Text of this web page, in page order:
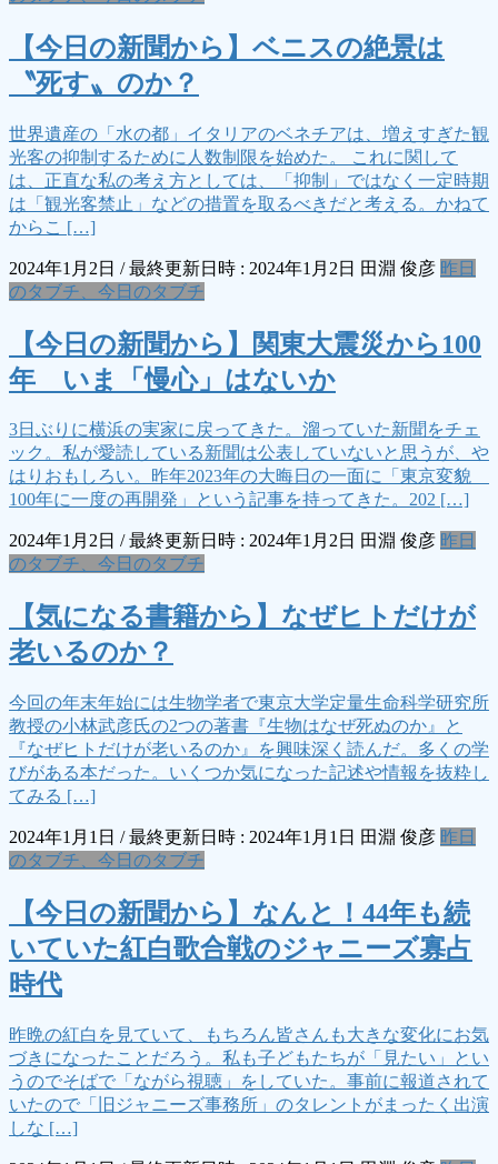
【今日の新聞から】ベニスの絶景は
〝死す〟のか？
世界遺産の「水の都」イタリアのベネチアは、増えすぎた観
光客の抑制するために人数制限を始めた。 これに関して
は、正直な私の考え方としては、「抑制」ではなく一定時期
は「観光客禁止」などの措置を取るべきだと考える。かねて
からこ […]
2024年1月2日 / 最終更新日時 : 2024年1月2日 田淵 俊彦 昨日
のタブチ、今日のタブチ
【今日の新聞から】関東大震災から100
年 いま「慢心」はないか
3日ぶりに横浜の実家に戻ってきた。溜っていた新聞をチェ
ック。私が愛読している新聞は公表していないと思うが、や
はりおもしろい。昨年2023年の大晦日の一面に「東京変貌
100年に一度の再開発」という記事を持ってきた。202 […]
2024年1月2日 / 最終更新日時 : 2024年1月2日 田淵 俊彦 昨日
のタブチ、今日のタブチ
【気になる書籍から】なぜヒトだけが
老いるのか？
今回の年末年始には生物学者で東京大学定量生命科学研究所
教授の小林武彦氏の2つの著書『生物はなぜ死ぬのか』と
『なぜヒトだけが老いるのか』を興味深く読んだ。多くの学
びがある本だった。いくつか気になった記述や情報を抜粋し
てみる […]
2024年1月1日 / 最終更新日時 : 2024年1月1日 田淵 俊彦 昨日
のタブチ、今日のタブチ
【今日の新聞から】なんと！44年も続
いていた紅白歌合戦のジャニーズ寡占
時代
昨晩の紅白を見ていて、もちろん皆さんも大きな変化にお気
づきになったことだろう。私も子どもたちが「見たい」とい
うのでそばで「ながら視聴」をしていた。事前に報道されて
いたので「旧ジャニーズ事務所」のタレントがまったく出演
しな […]